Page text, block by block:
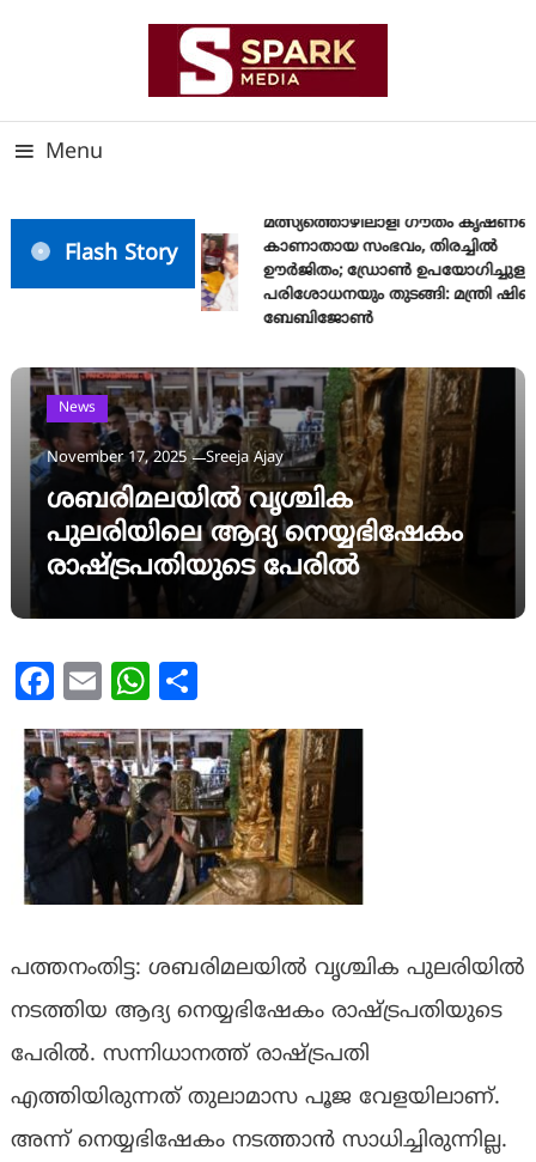
Menu
Flash Story
മത്സ്യത്തൊഴിലാളി ഗൗതം കൃഷ്ണയെ
കാണാതായ സംഭവം, തിരച്ചിൽ
ഊർജിതം; ഡ്രോണ്‍ ഉപയോഗിച്ചുള്ള
പരിശോധനയും തുടങ്ങി: മന്ത്രി ഷിബു
ബേബിജോണ്‍
News
November 17, 2025 Sreeja Ajay
ശബരിമലയിൽ വൃശ്ചിക
പുലരിയിലെ ആദ്യ നെയ്യഭിഷേകം
രാഷ്ട്രപതിയുടെ പേരിൽ
Facebook
Email WhatsApp
പത്തനംതിട്ട: ശബരിമലയിൽ വൃശ്ചിക പുലരിയിൽ
നടത്തിയ ആദ്യ നെയ്യഭിഷേകം രാഷ്ട്രപതിയുടെ
പേരിൽ. സന്നിധാനത്ത് രാഷ്ട്രപതി
എത്തിയിരുന്നത് തുലാമാസ പൂജ വേളയിലാണ്.
അന്ന് നെയ്യഭിഷേകം നടത്താൻ സാധിച്ചിരുന്നില്ല.